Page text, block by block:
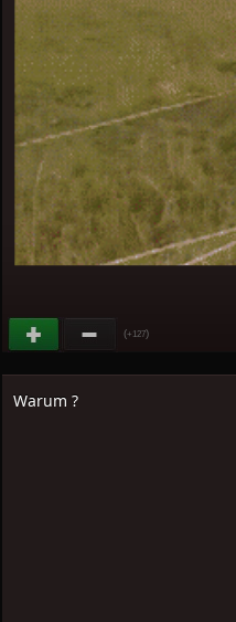
(+127)
Warum ?